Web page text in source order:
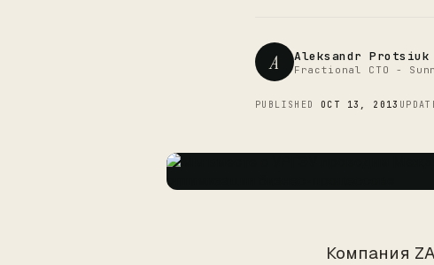
A Aleksandr Protsiuk
Fractional CTO -
PUBLISHED OCT 13, 2013
Компания